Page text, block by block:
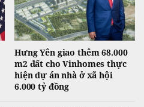
Hưng Yên giao thêm 68.000
m2 đất cho Vinhomes thực
hiện dự án nhà ở xã hội
6.000 tỷ đồng